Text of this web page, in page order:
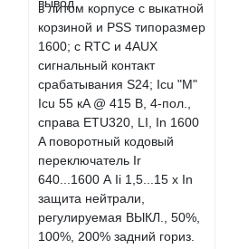
в литом корпусе с выкатной
корзиной и PSS типоразмер
1600; с RTC и 4AUX
сигнальный контакт
срабатывания S24; Icu "M"
Icu 55 кA @ 415 В, 4-пол.,
справа ETU320, LI, In 1600
A поворотный кодовый
переключатель Ir
640...1600 А Ii 1,5...15 x In
защита нейтрали,
регулируемая ВЫКЛ., 50%,
100%, 200% задний гориз.